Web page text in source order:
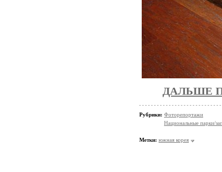
ДАЛЬШЕ
Рубрики: Фоторепортажи
Национальные парки/
Метки: южная корея